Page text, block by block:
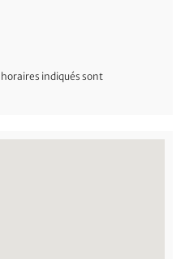
horaires indiqués sont